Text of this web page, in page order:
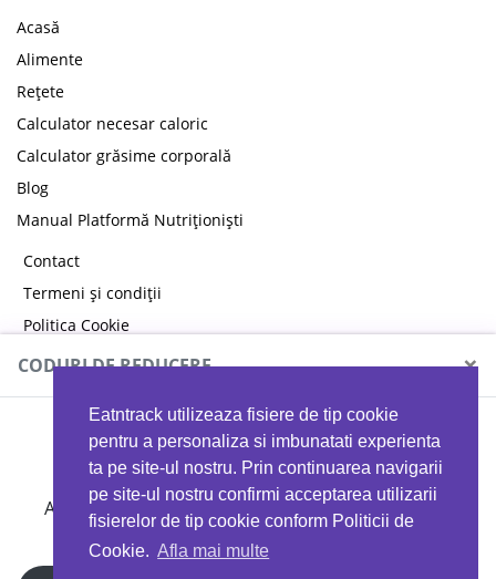
Eatntrack utilizeaza fisiere de tip cookie
pentru a personaliza si imbunatati experienta
ta pe site-ul nostru. Prin continuarea navigarii
pe site-ul nostru confirmi acceptarea utilizarii
fisierelor de tip cookie conform Politicii de
Cookie. Afla mai multe
Acasă
Alimente
Rețete
Calculator necesar caloric
Calculator grăsime corporală
Blog
Manual Platformă Nutriționiști
Contact
Termeni și condiții
Politica Cookie
Politica de confidențialitate
CODURI DE REDUCERE ×
MYPROTEIN
Ai 40%reducere la orice comandă folosind codul
EATTRACK